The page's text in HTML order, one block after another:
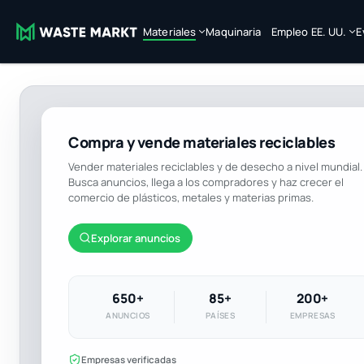
Materiales Maquinaria Empleo EE. UU.
Compra y vende materiales reciclables
Vender materiales reciclables y de desecho a nivel mundial.
Busca anuncios, llega a los compradores y haz crecer el
comercio de plásticos, metales y materias primas.
Explorar anuncios
650+
ANUNCIOS
85+
PAÍSES
200+
EMPRESAS
Empresas verificadas